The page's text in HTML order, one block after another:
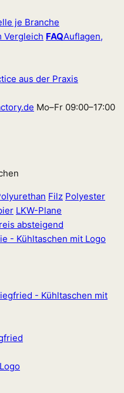
je Branche
Vergleich FAQAuflagen,
aus der Praxis
Mo–Fr 09:00–17:00
Filz Polyester
LKW-Plane
absteigend